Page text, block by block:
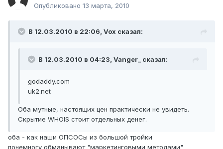
Опубликовано 13 марта, 2010
В 12.03.2010 в 22:06, Vox сказал:
В 12.03.2010 в 04:23, Vanger_ сказал:
godaddy.com
uk2.net
Оба мутные, настоящих цен практически не увидеть.
Скрытие WHOIS стоит отдельных денег.
оба - как наши ОПСОСы из большой тройки
понемногу обманывают "маркетинговыми методами"